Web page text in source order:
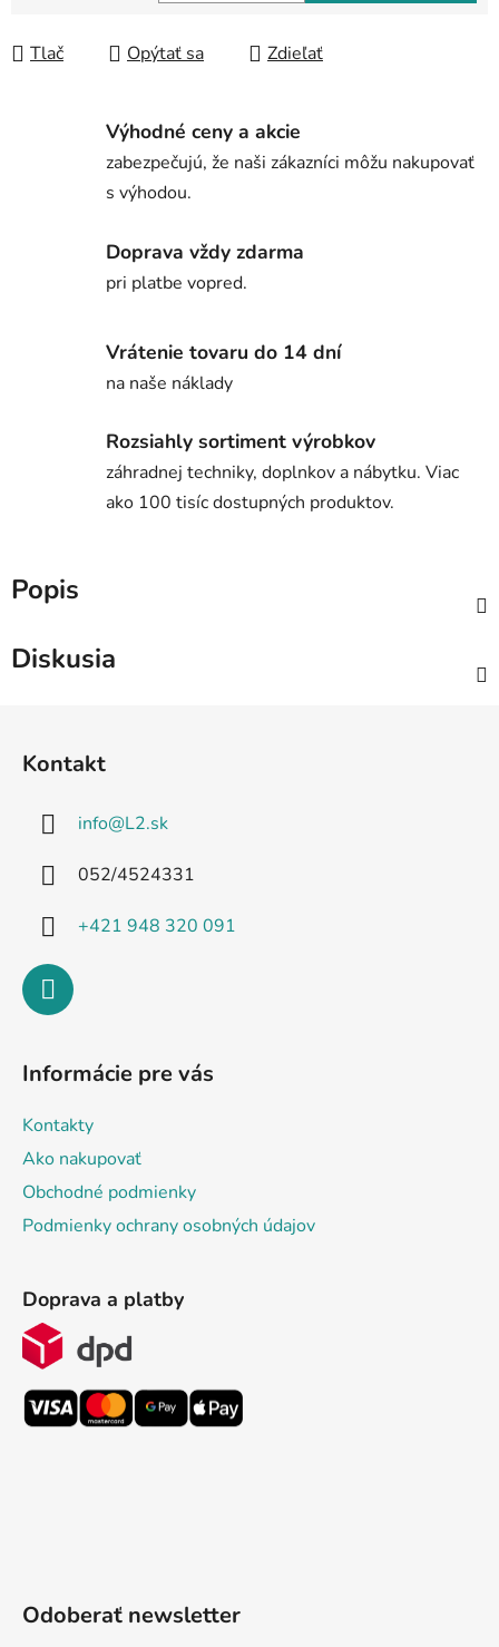
Tlač Opýtať sa Zdieľať
Výhodné ceny a akcie
zabezpečujú, že naši zákazníci môžu nakupovať
s výhodou.
Doprava vždy zdarma
pri platbe vopred.
Vrátenie tovaru do 14 dní
na naše náklady
Rozsiahly sortiment výrobkov
záhradnej techniky, doplnkov a nábytku. Viac
ako 100 tisíc dostupných produktov.
Popis
Diskusia
Kontakt
info@L2.sk
052/4524331
+421 948 320 091
Informácie pre vás
Kontakty
Ako nakupovať
Obchodné podmienky
Podmienky ochrany osobných údajov
Doprava a platby
Odoberať newsletter